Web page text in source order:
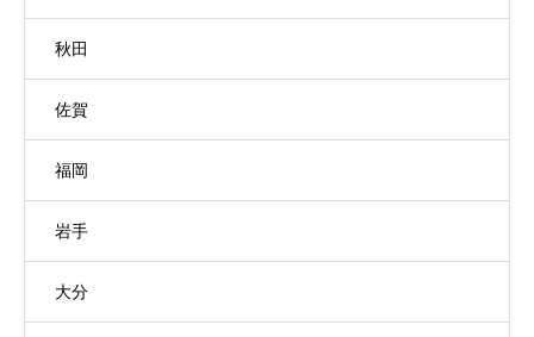
秋田
佐賀
福岡
岩手
大分